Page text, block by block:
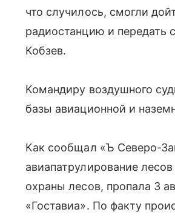
что случилось, смогли
радиостанцию и передать
Кобзев.
Командиру воздушного
базы авиационной и
Как сообщал «Ъ Северо-
авиапатрулирование
охраны лесов, пропала 3
«Гоставиа». По факту